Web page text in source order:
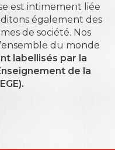
est intimement liée
également des
de société. Nos
du monde
labellisés par la
de la